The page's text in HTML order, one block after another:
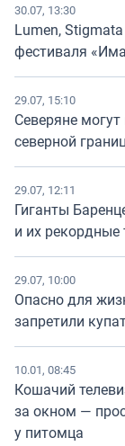
30.07, 13:30
Lumen,
фестиваля
29.07, 15:10
Северяне
северной
29.07, 12:11
Гиганты
и их рекордные
29.07, 10:00
Опасно для
запретили
10.01, 08:45
Кошачий
за окном —
у питомца